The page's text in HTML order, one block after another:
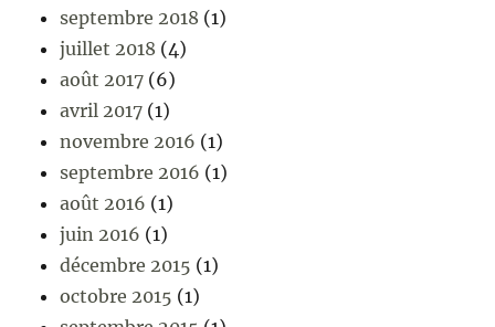
septembre 2018 (1)
juillet 2018 (4)
août 2017 (6)
avril 2017 (1)
novembre 2016 (1)
septembre 2016 (1)
août 2016 (1)
juin 2016 (1)
décembre 2015 (1)
octobre 2015 (1)